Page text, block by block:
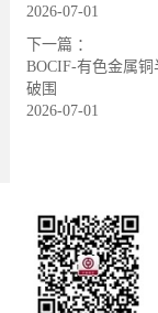
2026-07-01
下一篇 ：
BOCIF-有色金属铜
破围
2026-07-01